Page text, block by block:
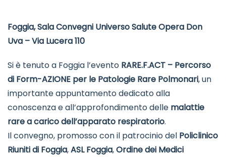
Foggia, Sala Convegni Universo Salute Opera Don
Uva – Via Lucera 110
Si è tenuto a Foggia l’evento RARE.F.ACT – Percorso
di Form-AZIONE per le Patologie Rare Polmonari, un
importante appuntamento dedicato alla
conoscenza e all’approfondimento delle malattie
rare a carico dell’apparato respiratorio.
Il convegno, promosso con il patrocinio del Policlinico
Riuniti di Foggia,ASL Foggia,Ordine dei Medici